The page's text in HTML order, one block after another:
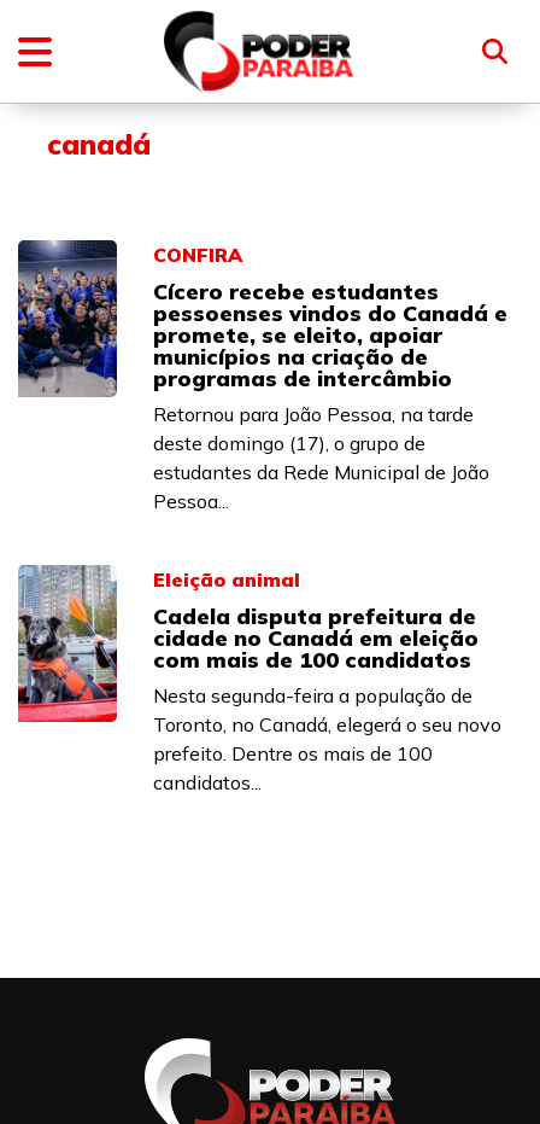
canadá
CONFIRA
Cícero recebe estudantes
pessoenses vindos do Canadá e
promete, se eleito, apoiar
municípios na criação de
programas de intercâmbio
Retornou para João Pessoa, na tarde
deste domingo (17), o grupo de
estudantes da Rede Municipal de João
Pessoa...
Eleição animal
Cadela disputa prefeitura de
cidade no Canadá em eleição
com mais de 100 candidatos
Nesta segunda-feira a população de
Toronto, no Canadá, elegerá o seu novo
prefeito. Dentre os mais de 100
candidatos...